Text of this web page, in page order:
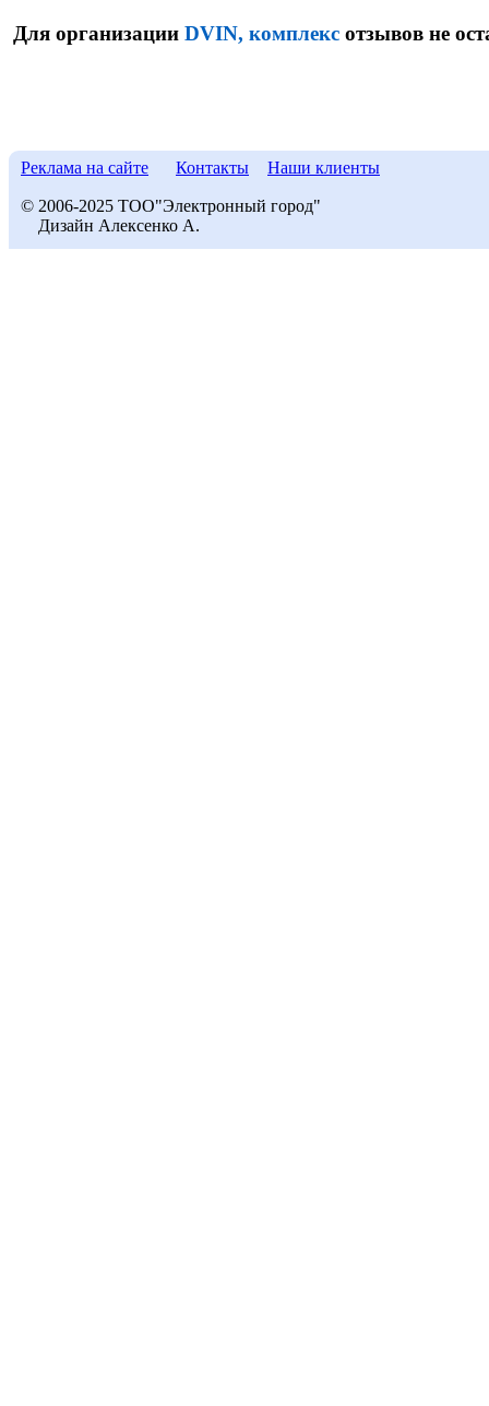
Для организации DVIN, комплекс отзывов не
Реклама на сайте Контакты Наши клиенты
© 2006-2025 ТОО"Электронный город"
Дизайн Алексенко А.